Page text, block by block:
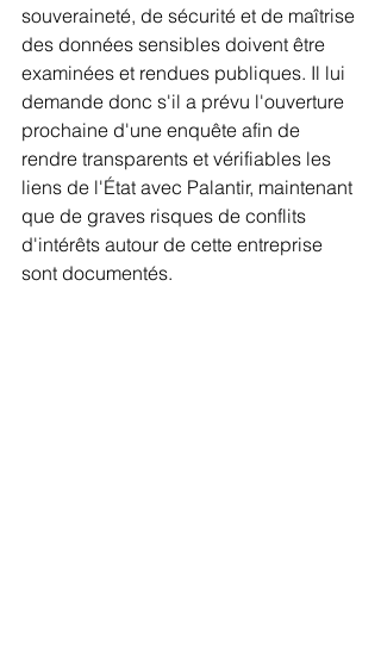
souveraineté, de sécurité et de maîtrise
des données sensibles doivent être
examinées et rendues publiques. Il lui
demande donc s'il a prévu l'ouverture
prochaine d'une enquête afin de
rendre transparents et vérifiables les
liens de l'État avec Palantir, maintenant
que de graves risques de conflits
d'intérêts autour de cette entreprise
sont documentés.